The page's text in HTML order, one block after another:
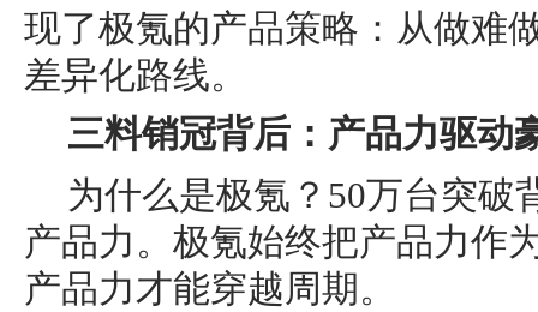
现了极氪的产品策略：从做难
差异化路线。
三料销冠背后：产品力驱动
为什么是极氪？50万台突破
产品力。极氪始终把产品力作
产品力才能穿越周期。